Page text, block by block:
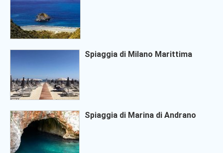
Spiaggia di Milano Marittima
Spiaggia di Marina di Andrano